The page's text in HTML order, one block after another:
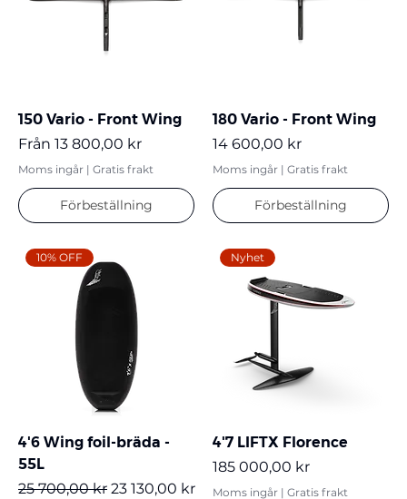
150 Vario - Front Wing
Från 13 800,00 kr
Reapris
Moms ingår | Gratis frakt
Förbeställning
180 Vario - Front Wing
Pris
14 600,00 kr
Moms ingår | Gratis frakt
Förbeställning
10% OFF
4'6 Wing foil-bräda -
55L
Ordinarie pris
25 700,00 kr Reapris
23 130,00 kr
Nyhet
4'7 LIFTX Florence
Pris
185 000,00 kr
Moms ingår | Gratis frakt